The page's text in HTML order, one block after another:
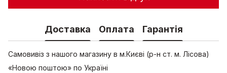
Доставка Оплата Гарантія
Самовивіз з нашого магазину в м.Києві (р-н ст. м. Лісова)
«Новою поштою» по Україні